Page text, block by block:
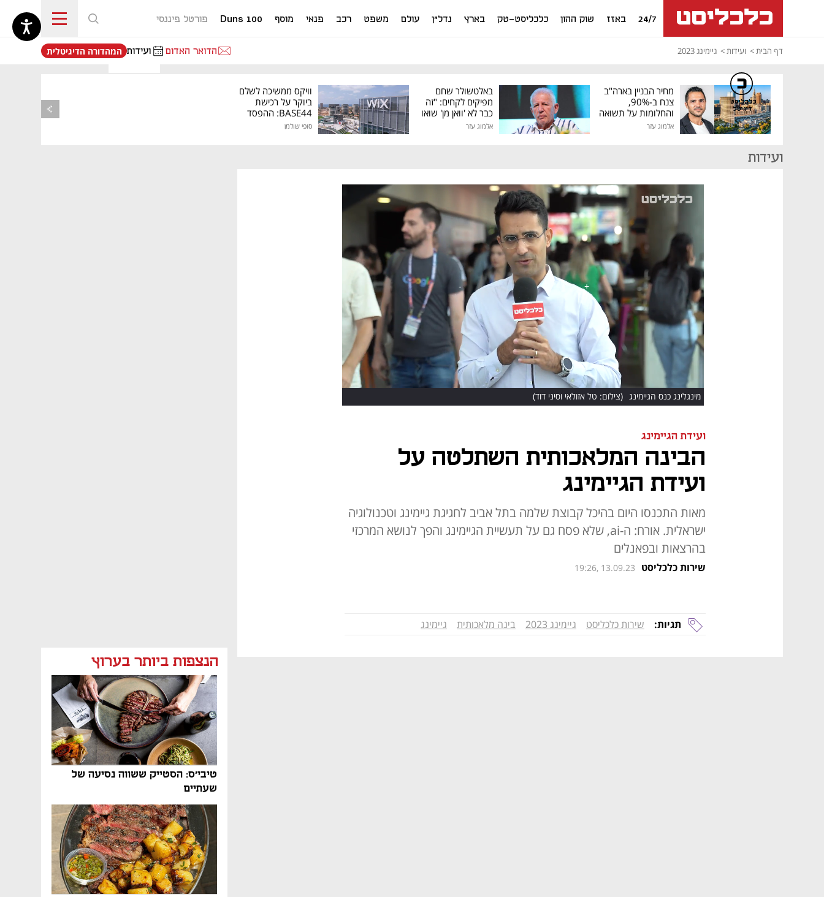
24/7 באזז שוק ההון כלכליסט-טק בארץ נדל"ן עולם משפט רכב פנאי מוסף Duns 100 פורטל פיננסי
דף הבית ועידות גיימינג 2023 הדואר האדום ועידות
נפתח בכרטיסייה חדשה
המהדורה הדיגיטלית
מחיר הבניין בארה"ב
צנח ב-90%,
והחלומות על תשואה
גבוהה התנפצו
אלמוג עזר
באלטשולר שחם
מפיקים לקחים: "זה
כבר לא 'וואן מן' שואו
של גילעד"
אלמוג עזר
וויקס ממשיכה לשלם
ביוקר על רכישת
BASE44: ההפסד
סופי שולמן
ועידות
הנצפות ביותר בערוץ
טיבי'ס: הסטייק ששווה נסיעה של
שעתיים
HD
מינגלינג כנס הגיימינג (צילום: טל אזולאי וסיני דוד)
כלכליסט
דיגיטל
ועידת הגיימינג
הבינה המלאכותית השתלטה על
ועידת הגיימינג
מאות התכנסו היום בהיכל קבוצת שלמה בתל אביב לחגיגת גיימינג וטכנולוגיה
ישראלית. אורח: ה-ai, שלא פסח גם על תעשיית הגיימינג והפך לנושא המרכזי
בהרצאות ובפאנלים
שירות כלכליסט 19:26, 13.09.23
תגיות: שירות כלכליסט גיימינג 2023 בינה מלאכותית גיימינג